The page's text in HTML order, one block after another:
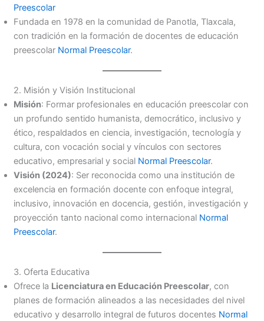
Preescolar
Fundada en 1978 en la comunidad de Panotla, Tlaxcala,
con tradición en la formación de docentes de educación
preescolar Normal Preescolar.
2. Misión y Visión Institucional
Misión: Formar profesionales en educación preescolar con
un profundo sentido humanista, democrático, inclusivo y
ético, respaldados en ciencia, investigación, tecnología y
cultura, con vocación social y vínculos con sectores
educativo, empresarial y social Normal Preescolar.
Visión (2024): Ser reconocida como una institución de
excelencia en formación docente con enfoque integral,
inclusivo, innovación en docencia, gestión, investigación y
proyección tanto nacional como internacional Normal
Preescolar.
3. Oferta Educativa
Ofrece la Licenciatura en Educación Preescolar, con
planes de formación alineados a las necesidades del nivel
educativo y desarrollo integral de futuros docentes Normal